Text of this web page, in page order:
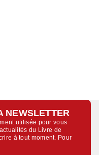
NEWSLETTER
utilisée pour vous
du Livre de
à tout moment. Pour